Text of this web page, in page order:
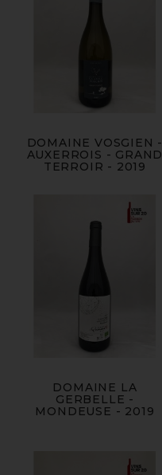
DOMAINE VOSGIEN -
AUXERROIS - GRAND
TERROIR - 2019
DOMAINE LA
GERBELLE -
MONDEUSE - 2019